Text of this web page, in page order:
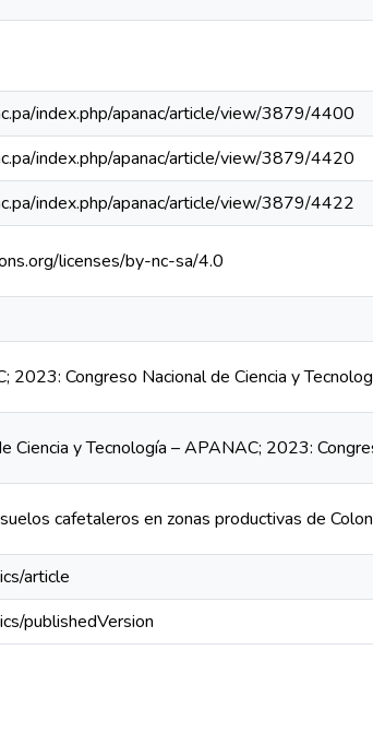
index.php/apanac/article/view/3879/4400
index.php/apanac/article/view/3879/4420
index.php/apanac/article/view/3879/4422
licenses/by-nc-sa/4.0
2023: Congreso Nacional de Ciencia y
Ciencia y Tecnología – APANAC; 2023:
cafetaleros en zonas productivas de
article
publishedVersion